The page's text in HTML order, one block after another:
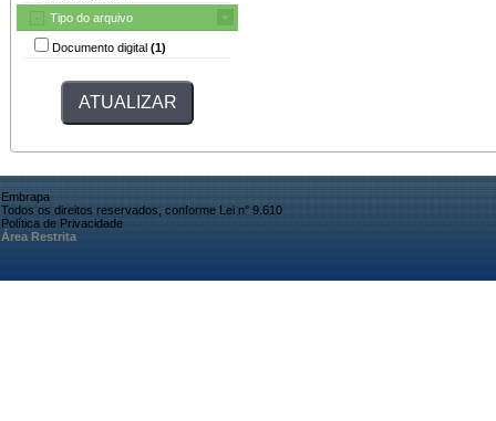
Tipo do arquivo
Documento digital (1)
Embrapa
Todos os direitos reservados, conforme Lei n° 9.610
Política de Privacidade
Área Restrita